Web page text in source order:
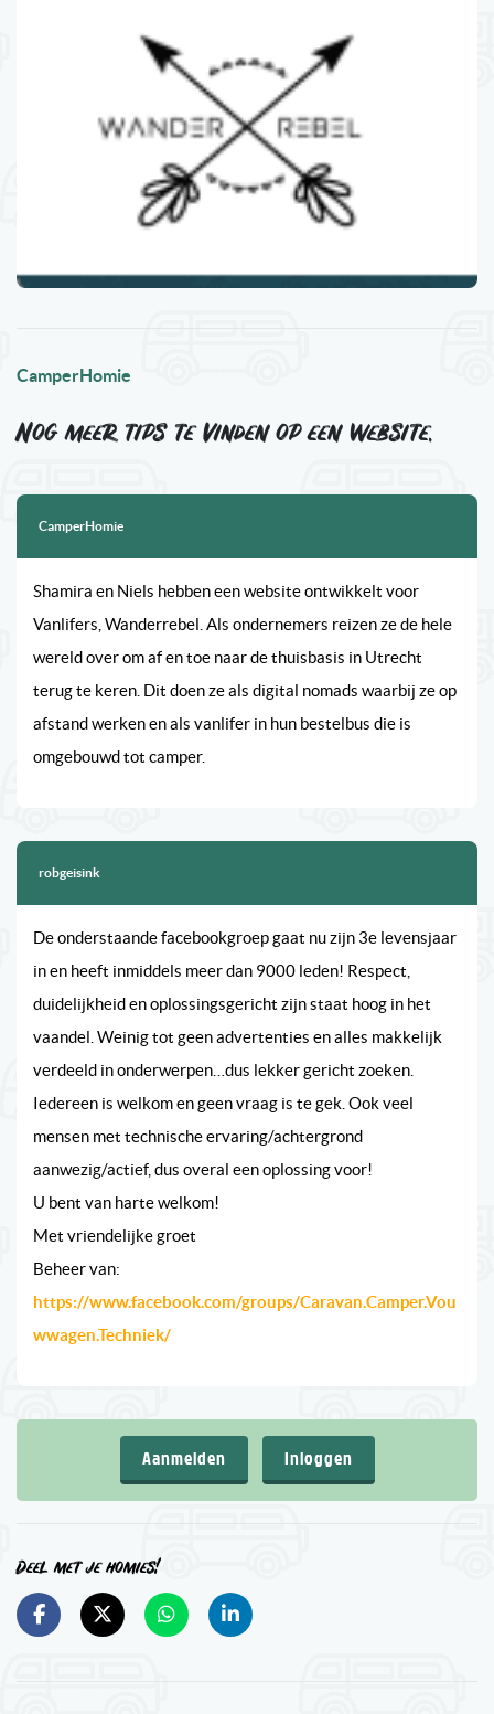
CamperHomie
Nog meer tips te vinden op een website.
CamperHomie
Shamira en Niels hebben een website ontwikkelt voor
Vanlifers, Wanderrebel. Als ondernemers reizen ze de hele
wereld over om af en toe naar de thuisbasis in Utrecht
terug te keren. Dit doen ze als digital nomads waarbij ze op
afstand werken en als vanlifer in hun bestelbus die is
omgebouwd tot camper.
robgeisink
De onderstaande facebookgroep gaat nu zijn 3e levensjaar
in en heeft inmiddels meer dan 9000 leden! Respect,
duidelijkheid en oplossingsgericht zijn staat hoog in het
vaandel. Weinig tot geen advertenties en alles makkelijk
verdeeld in onderwerpen…dus lekker gericht zoeken.
Iedereen is welkom en geen vraag is te gek. Ook veel
mensen met technische ervaring/achtergrond
aanwezig/actief, dus overal een oplossing voor!
U bent van harte welkom!
Met vriendelijke groet
Beheer van:
https://www.facebook.com/groups/Caravan.Camper.Vou
wwagen.Techniek/
Aanmelden Inloggen
Deel met je homies!